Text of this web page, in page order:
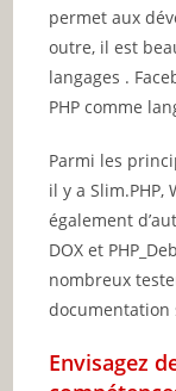
permet aux
outre, il est
langages .
PHP comme
Parmi les
il y a
également
DOX et
nombreux
documentation
Envisagez